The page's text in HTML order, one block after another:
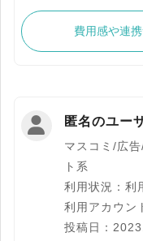
費用感や連
匿名のユー
マスコミ/広
ト系
利用状況：利
利用アカウン
投稿日：